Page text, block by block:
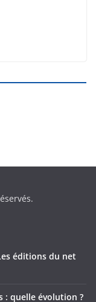
éditions du net
: quelle évolution ?